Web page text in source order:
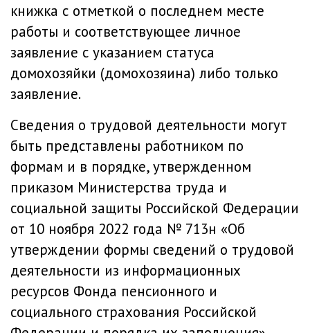
книжка с отметкой о последнем месте
работы и соответствующее личное
заявление с указанием статуса
домохозяйки (домохозяина) либо только
заявление.
Сведения о трудовой деятельности могут
быть представлены работником по
формам и в порядке, утвержденном
приказом Министерства труда и
социальной защиты Российской Федерации
от 10 ноября 2022 года № 713н «Об
утверждении формы сведений о трудовой
деятельности из информационных
ресурсов Фонда пенсионного и
социального страхования Российской